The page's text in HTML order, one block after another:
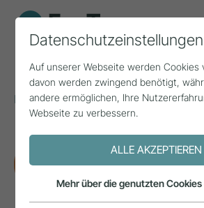
Home Themen
Smart Tourism
Konsumentenverhalten bei Online-
Datenschutzeinstellungen
Auf unserer Webseite werden Cookies
davon werden zwingend benötigt,
andere ermöglichen, Ihre
Webseite zu verbessern.
ALLE AKZEPTIEREN
Mehr über die genutzten